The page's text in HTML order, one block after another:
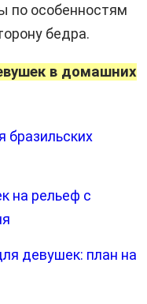
по особенностям
бедра.
в домашних
бразильских
на рельеф с
девушек: план на